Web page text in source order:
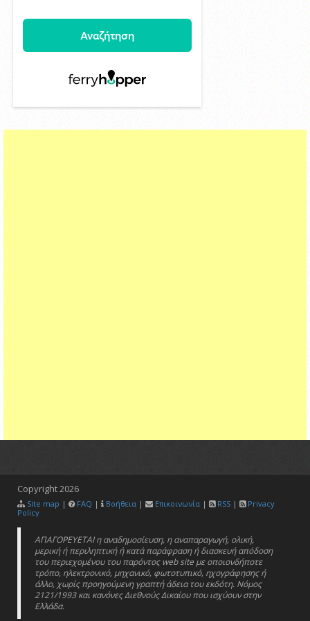
Copyright2026
Site map | FAQ | Βοήθεια | Επικοινωνία | RSS |
Privacy
Policy
ΑΠΑΓΟΡΕΥΕΤΑΙ η αναδημοσίευση, η αναπαραγωγή, ολική,
μερική ή περιληπτική ή κατά παράφραση ή διασκευή απόδοση
του περιεχομένου του παρόντος web site με οποιονδήποτε
τρόπο, ηλεκτρονικό, μηχανικό, φωτοτυπικό, ηχογράφησης ή
άλλο, χωρίς προηγούμενη γραπτή άδεια του εκδότη. Νόμος
2121/1993 και κανόνες Διεθνούς Δικαίου που ισχύουν στην
Ελλάδα.